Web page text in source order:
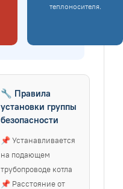
теплоносителя.
🔧 Правила
установки группы
безопасности
📌 Устанавливается
на подающем
трубопроводе котла
📌 Расстояние от